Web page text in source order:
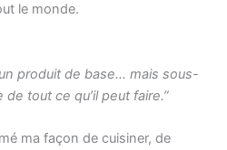
le monde.
un produit de base… mais sous-
tout ce qu’il peut faire.”
ma façon de cuisiner, de